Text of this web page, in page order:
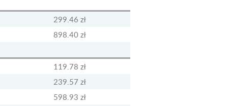
299.46 zł
898.40 zł
119.78 zł
239.57 zł
598.93 zł